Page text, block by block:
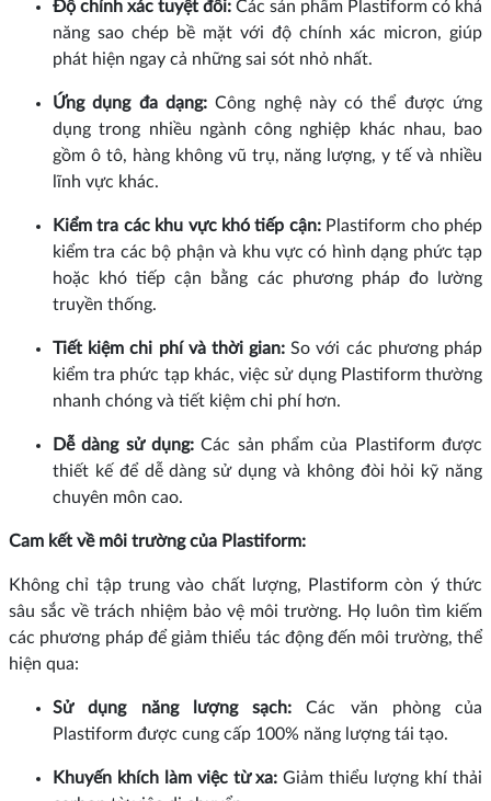
Độ chính xác tuyệt đối: Các sản phẩm Plastiform có khả
năng sao chép bề mặt với độ chính xác micron, giúp
phát hiện ngay cả những sai sót nhỏ nhất.
Ứng dụng đa dạng:Công nghệ này có thể được ứng
dụng trong nhiều ngành công nghiệp khác nhau, bao
gồm ô tô, hàng không vũ trụ, năng lượng, y tế và nhiều
lĩnh vực khác.
Kiểm tra các khu vực khó tiếp cận:Plastiform cho phép
kiểm tra các bộ phận và khu vực có hình dạng phức tạp
hoặc khó tiếp cận bằng các phương pháp đo lường
truyền thống.
Tiết kiệm chi phí và thời gian: So với các phương pháp
kiểm tra phức tạp khác, việc sử dụng Plastiform thường
nhanh chóng và tiết kiệm chi phí hơn.
Dễ dàng sử dụng: Các sản phẩm của Plastiform được
thiết kế để dễ dàng sử dụng và không đòi hỏi kỹ năng
chuyên môn cao.
Cam kết về môi trường của Plastiform:
Không chỉ tập trung vào chất lượng, Plastiform còn ý thức
sâu sắc về trách nhiệm bảo vệ môi trường. Họ luôn tìm kiếm
các phương pháp để giảm thiểu tác động đến môi trường, thể
hiện qua:
Sử dụng năng lượng sạch: Các văn phòng của
Plastiform được cung cấp 100% năng lượng tái tạo.
Khuyến khích làm việc từ xa: Giảm thiểu lượng khí thải